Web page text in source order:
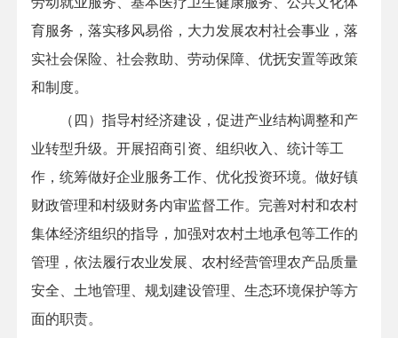
育服务，落实移风易俗，大力发展农村社会事业，落
实社会保险、社会救助、劳动保障、优抚安置等政策
和制度。
（四）指导村经济建设，促进产业结构调整和产
业转型升级。开展招商引资、组织收入、统计等工
作，统筹做好企业服务工作、优化投资环境。做好镇
财政管理和村级财务内审监督工作。完善对村和农村
集体经济组织的指导，加强对农村土地承包等工作的
管理，依法履行农业发展、农村经营管理农产品质量
安全、土地管理、规划建设管理、生态环境保护等方
面的职责。